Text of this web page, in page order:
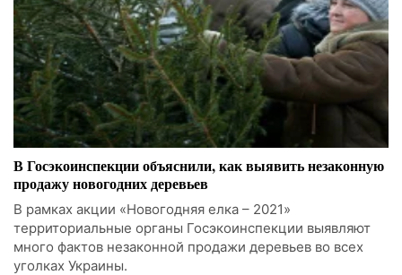
В Госэкоинспекции объяснили, как выявить незаконную
продажу новогодних деревьев
В рамках акции «Новогодняя елка – 2021»
территориальные органы Госэкоинспекции выявляют
много фактов незаконной продажи деревьев во всех
уголках Украины.